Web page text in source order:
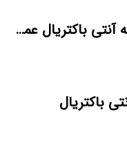
فروش مستقیم کیسه آنتی باکتریال عمده
باکتریال